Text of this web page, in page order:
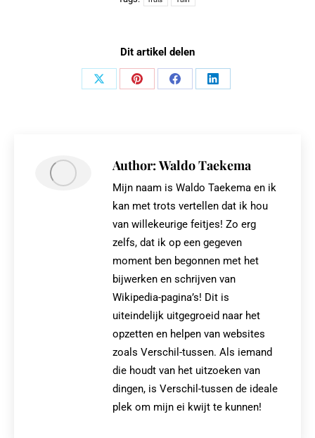
Dit artikel delen
Share
Share
Share
Share
Author: Waldo Taekema
Mijn naam is Waldo Taekema en ik
kan met trots vertellen dat ik hou
van willekeurige feitjes! Zo erg
zelfs, dat ik op een gegeven
moment ben begonnen met het
bijwerken en schrijven van
Wikipedia-pagina’s! Dit is
uiteindelijk uitgegroeid naar het
opzetten en helpen van websites
zoals Verschil-tussen. Als iemand
die houdt van het uitzoeken van
dingen, is Verschil-tussen de ideale
plek om mijn ei kwijt te kunnen!